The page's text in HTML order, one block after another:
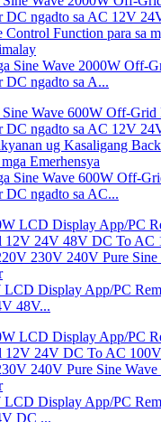
Sine Wave 2000W Off-
DC ngadto sa A...
Sine Wave 600W Off-
DC ngadto sa AC...
LCD Display App/PC
48V...
LCD Display App/PC
DC ...